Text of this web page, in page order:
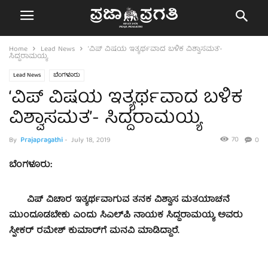
Home Lead News ‘ವಿಪ್ ವಿಷಯ ಇತ್ಯರ್ಥವಾದ ಬಳಿಕ ವಿಶ್ವಾಸಮತ’-
ಸಿದ್ದರಾಮಯ್ಯ
Lead News ಬೆಂಗಳೂರು
‘ವಿಪ್ ವಿಷಯ ಇತ್ಯರ್ಥವಾದ ಬಳಿಕ
ವಿಶ್ವಾಸಮತ’- ಸಿದ್ದರಾಮಯ್ಯ
By Prajapragathi- July 18, 2019 0
70
ಬೆಂಗಳೂರು:
ವಿಪ್ ವಿಚಾರ ಇತ್ಯರ್ಥವಾಗುವ ತನಕ ವಿಶ್ವಾಸ ಮತಯಾಚನೆ
ಮುಂದೂಡಬೇಕು ಎಂದು ಸಿಎಲ್‌ಪಿ ನಾಯಕ ಸಿದ್ದರಾಮಯ್ಯ ಅವರು
ಸ್ಪೀಕರ್ ರಮೇಶ್ ಕುಮಾರ್‌ಗೆ ಮನವಿ ಮಾಡಿದ್ದಾರೆ.